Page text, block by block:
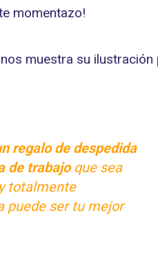
momentazo!
regalo de despedida
de trabajoque sea
totalmente
puede ser tu mejor